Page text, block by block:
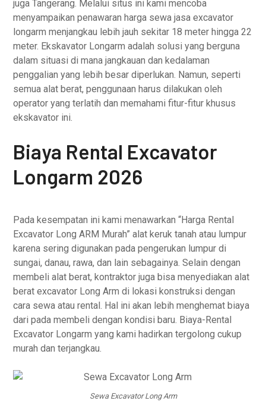
juga Tangerang. Melalui situs ini kami mencoba
menyampaikan penawaran harga sewa jasa excavator
longarm menjangkau lebih jauh sekitar 18 meter hingga 22
meter. Ekskavator Longarm adalah solusi yang berguna
dalam situasi di mana jangkauan dan kedalaman
penggalian yang lebih besar diperlukan. Namun, seperti
semua alat berat, penggunaan harus dilakukan oleh
operator yang terlatih dan memahami fitur-fitur khusus
ekskavator ini.
Biaya Rental Excavator
Longarm 2026
Pada kesempatan ini kami menawarkan “Harga Rental
Excavator Long ARM Murah” alat keruk tanah atau lumpur
karena sering digunakan pada pengerukan lumpur di
sungai, danau, rawa, dan lain sebagainya. Selain dengan
membeli alat berat, kontraktor juga bisa menyediakan alat
berat excavator Long Arm di lokasi konstruksi dengan
cara sewa atau rental. Hal ini akan lebih menghemat biaya
dari pada membeli dengan kondisi baru. Biaya-Rental
Excavator Longarm yang kami hadirkan tergolong cukup
murah dan terjangkau.
Sewa Excavator Long Arm